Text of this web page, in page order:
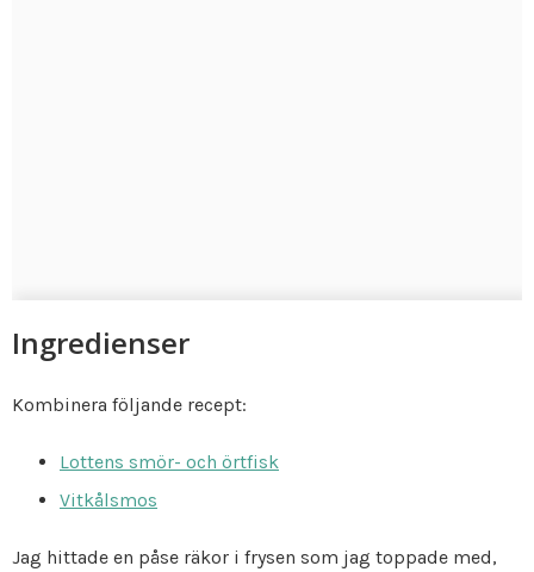
Ingredienser
Kombinera följande recept:
Lottens smör- och örtfisk
Vitkålsmos
Jag hittade en påse räkor i frysen som jag toppade med,